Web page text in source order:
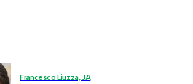
Francesco Liuzza, JA